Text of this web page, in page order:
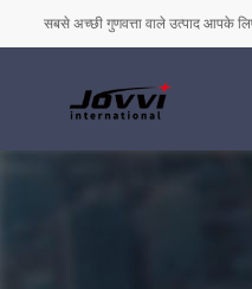
सबसे अच्छी गुणवत्ता वाले उत्पाद आपके